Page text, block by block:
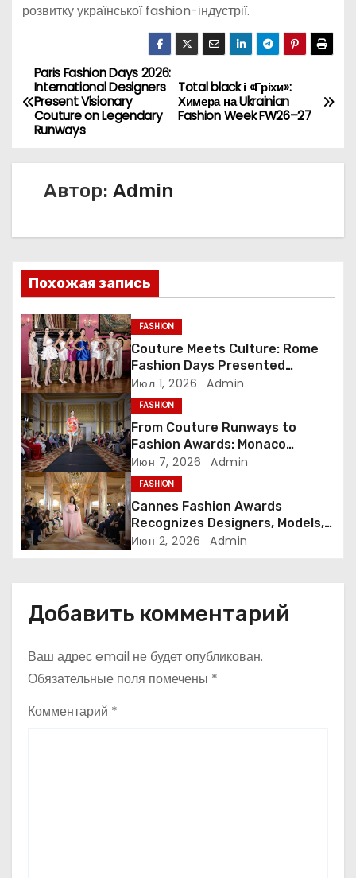
розвитку української fashion-індустрії.
Н
а
ц
и
я
п
о
з
а
п
и
я
м
Total black і «Гріхи»:
Химера на Ukrainian
Fashion Week FW26–27
Paris Fashion Days 2026:
International Designers
Present Visionary
Couture on Legendary
Runways
Автор: Admin
Похожая запись
FASHION
Couture Meets Culture: Rome
Fashion Days Presented
International Designers in Rome
Июл 1, 2026 Admin
FASHION
From Couture Runways to
Fashion Awards: Monaco
Fashion Days Highlights Global
Talent
Июн 7, 2026 Admin
FASHION
Cannes Fashion Awards
Recognizes Designers, Models,
and Industry Leaders for Global
Июн 2, 2026 Admin
Добавить комментарий
Ваш адрес email не будет опубликован.
Обязательные поля помечены *
Комментарий *